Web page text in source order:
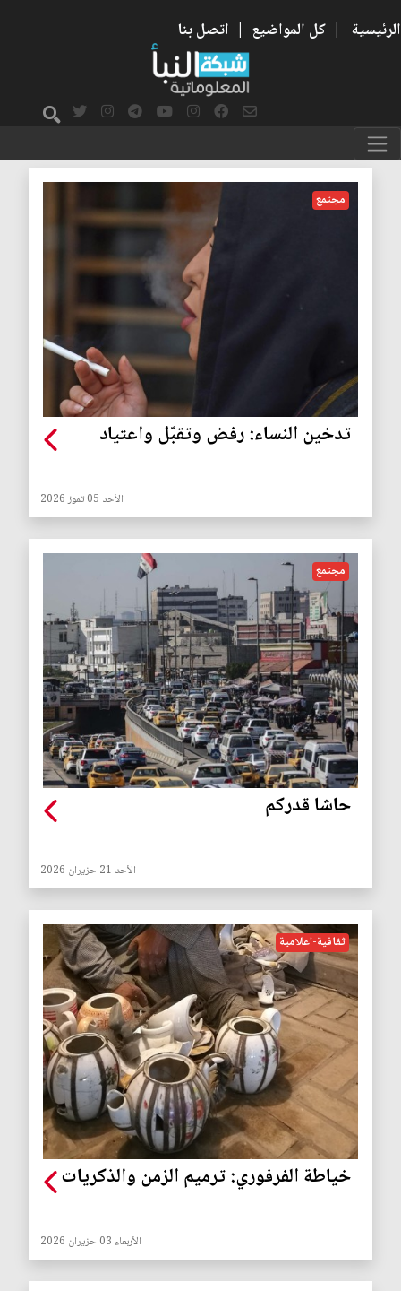
الرئيسية | كل المواضيع | اتصل بنا
العادات والتقاليد
مجتمع
تدخين النساء: رفض وتقبّل واعتياد
الأحد 05 تموز 2026
مجتمع
حاشا قدركم
الأحد 21 حزيران 2026
ثقافية-اعلامية
خياطة الفرفوري: ترميم الزمن والذكريات
الأربعاء 03 حزيران 2026